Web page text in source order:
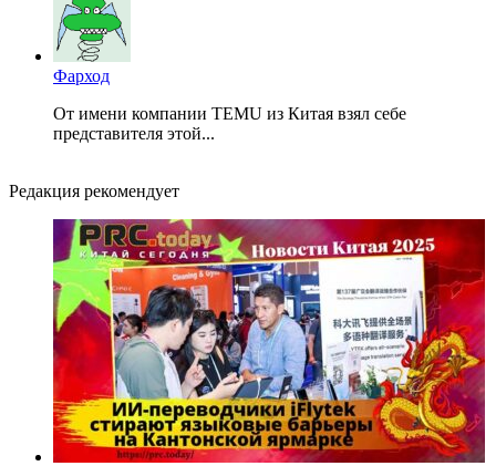
Фарход
От имени компании TEMU из Китая взял себе
представителя этой...
Редакция рекомендует